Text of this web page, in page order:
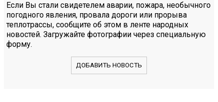
Если Вы стали свидетелем аварии, пожара, необычного
погодного явления, провала дороги или прорыва
теплотрассы, сообщите об этом в ленте народных
новостей. Загружайте фотографии через специальную
форму.
ДОБАВИТЬ НОВОСТЬ